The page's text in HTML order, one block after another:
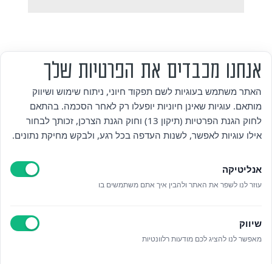
מי אנחנו
אזור אישי
מדיניות פרטיות
לאתר עיריית הוד השרון
אנחנו מכבדים את הפרטיות שלך
האתר משתמש בעוגיות לשם תפקוד חיוני, ניתוח שימוש ושיווק
מותאם. עוגיות שאינן חיוניות יופעלו רק לאחר הסכמה. בהתאם
לחוק הגנת הפרטיות (תיקון 13) וחוק הגנת הצרכן, זכותך לבחור
אילו עוגיות לאפשר, לשנות העדפה בכל רגע, ולבקש מחיקת נתונים.
אנליטיקה
עוזר לנו לשפר את האתר ולהבין איך אתם משתמשים בו
שיווק
מאפשר לנו להציג לכם מודעות רלוונטיות